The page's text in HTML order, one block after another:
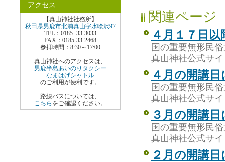
関連ページ
４月１７日
国の重要無形民
真山神社公式サ
４月の開講
国の重要無形民
真山神社公式サ
３月の開講
国の重要無形民
真山神社公式サ
２月の開講
アクセス
【真山神社社務所】
秋田県男鹿市北浦真山字水喰沢97
TEL：0185 -33-3033
FAX：0185-33-2468
参拝時間：8:30～17:00
真山神社へのアクセスは、
男鹿半島あいのりタクシー
なまはげシャトル
のご利用が便利です。
路線バスについては、
こちら をご確認ください。